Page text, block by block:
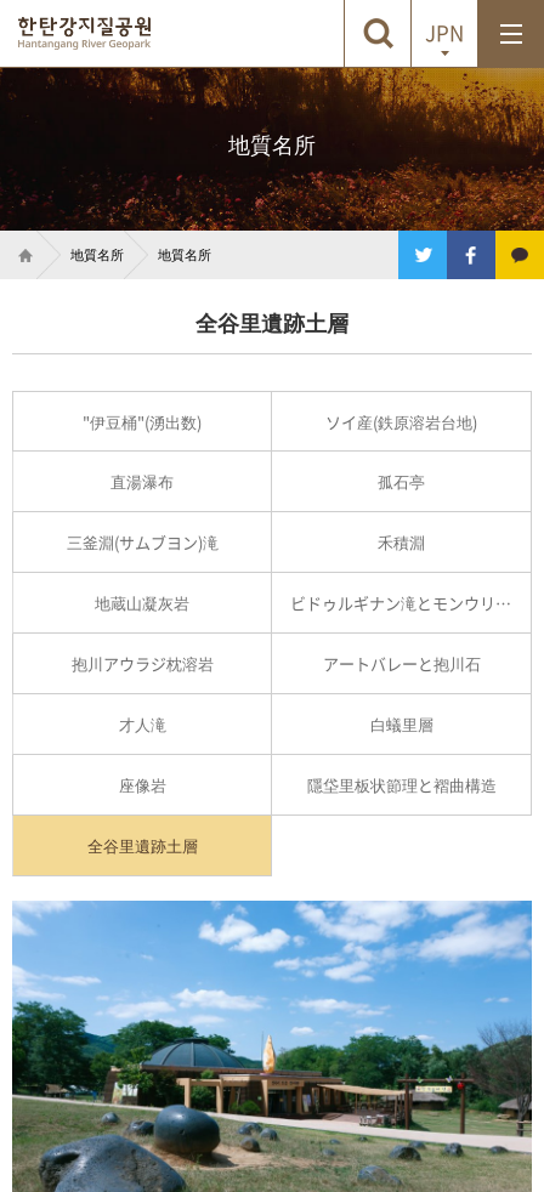
JPN
地質名所
地質名所 地質名所
全谷里遺跡土層
"伊豆桶"(湧出数) ソイ産(鉄原溶岩台地)
直湯瀑布 孤石亭
三釜淵(サムブヨン)滝 禾積淵
地蔵山凝灰岩 ビドゥルギナン滝とモンウリ峡谷
抱川アウラジ枕溶岩 アートバレーと抱川石
才人滝 白蟻里層
座像岩 隱垈里板状節理と褶曲構造
全谷里遺跡土層